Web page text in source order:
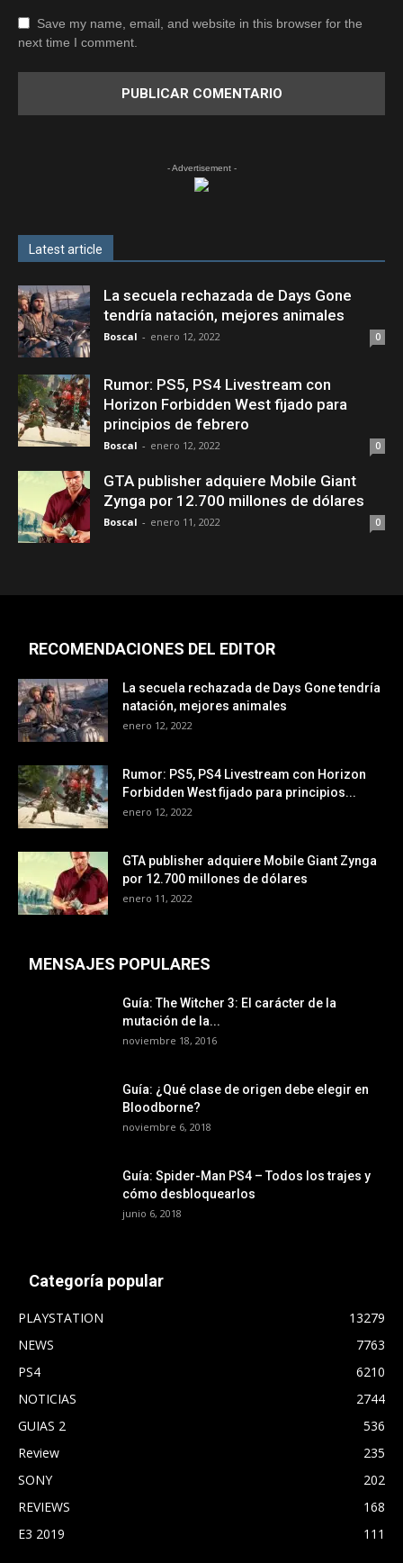
Save my name, email, and website in this browser for the
next time I comment.
- Advertisement -
Latest article
La secuela rechazada de Days Gone
tendría natación, mejores animales
Boscal - enero 12, 2022 0
Rumor: PS5, PS4 Livestream con
Horizon Forbidden West fijado para
principios de febrero
Boscal - enero 12, 2022 0
GTA publisher adquiere Mobile Giant
Zynga por 12.700 millones de dólares
Boscal - enero 11, 2022 0
RECOMENDACIONES DEL EDITOR
La secuela rechazada de Days Gone tendría
natación, mejores animales
enero 12, 2022
Rumor: PS5, PS4 Livestream con Horizon
Forbidden West fijado para principios...
enero 12, 2022
GTA publisher adquiere Mobile Giant Zynga
por 12.700 millones de dólares
enero 11, 2022
MENSAJES POPULARES
Guía: The Witcher 3: El carácter de la
mutación de la...
noviembre 18, 2016
Guía: ¿Qué clase de origen debe elegir en
Bloodborne?
noviembre 6, 2018
Guía: Spider-Man PS4 – Todos los trajes y
cómo desbloquearlos
junio 6, 2018
Categoría popular
PLAYSTATION
13279
NEWS
7763
PS4
6210
NOTICIAS
2744
GUIAS 2
536
Review
235
SONY
202
REVIEWS
168
E3 2019
111